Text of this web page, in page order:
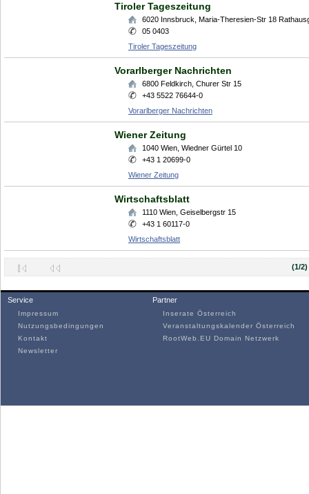
Tiroler Tageszeitung
6020 Innsbruck Maria-Theresien-Str 18
05 0403
Tiroler Tageszeitung
Vorarlberger Nachrichten
6800 Feldkirch Churer Str 15
+43 5522 76644-0
Vorarlberger Nachrichten
Wiener Zeitung
1040 Wien Wiedner Gürtel 10
+43 1 20699-0
Wiener Zeitung
Wirtschaftsblatt
1110 Wien Geiselbergstr 15
+43 1 60117-0
Wirtschaftsblatt
(1/2)
Service
Impressum
Nutzungsbedingungen
Kontakt
Newsletter
Partner
Inserate Österreich
Veranstaltungskalender Österreich
RootWeb.EU Domain Netzwerk